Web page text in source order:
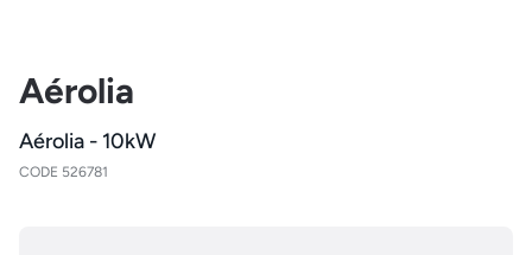
Aérolia
Aérolia - 10kW
CODE 526781